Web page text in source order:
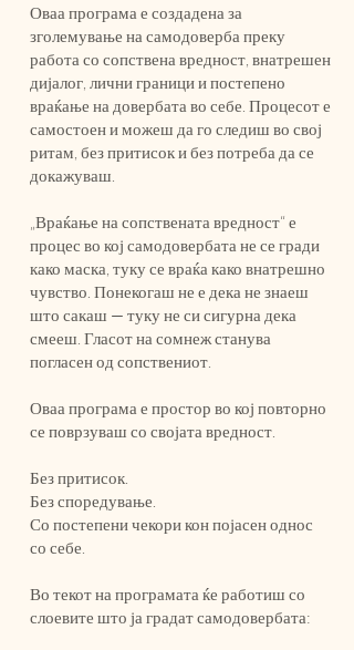
Оваа програма е создадена за
зголемување на самодоверба преку
работа со сопствена вредност, внатрешен
дијалог, лични граници и постепено
враќање на довербата во себе. Процесот е
самостоен и можеш да го следиш во свој
ритам, без притисок и без потреба да се
докажуваш.
„Враќање на сопствената вредност“ е
процес во кој самодовербата не се гради
како маска, туку се враќа како внатрешно
чувство. Понекогаш не е дека не знаеш
што сакаш — туку не си сигурна дека
смееш. Гласот на сомнеж станува
погласен од сопствениот.
Оваа програма е простор во кој повторно
се поврзуваш со својата вредност.
Без притисок.
Без споредување.
Со постепени чекори кон појасен однос
со себе.
Во текот на програмата ќе работиш со
слоевите што ја градат самодовербата: